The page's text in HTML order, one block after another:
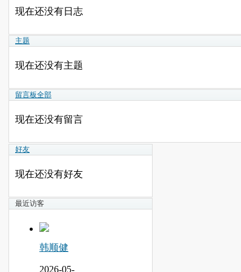
现在还没有日志
主题
现在还没有主题
留言板全部
现在还没有留言
好友
现在还没有好友
最近访客
韩顺健
2026-05-